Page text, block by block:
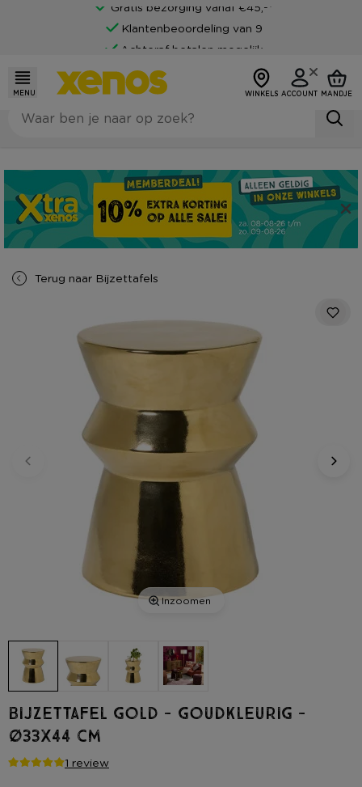
Gratis bezorging vanaf €45,-*
Klantenbeoordeling van 9
Achteraf betalen mogelijk
MENU WINKELS ACCOUNT MANDJE
Terug naar Bijzettafels
Inzoomen
Bijzettafel gold - goudkleurig -
ø33x44 cm
1 review